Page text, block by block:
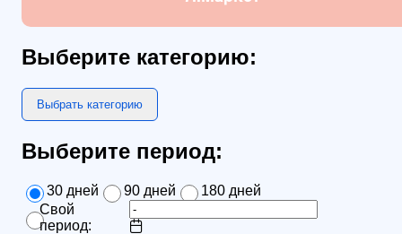
Выберите категорию:
Выбрать категорию
Выберите период:
30 дней 90 дней
180 дней
Свой
период: